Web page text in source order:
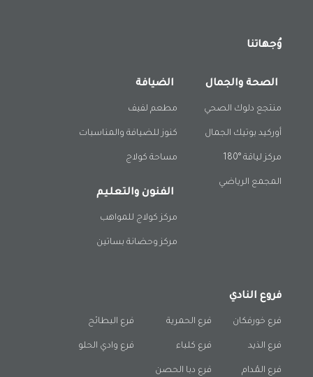
وُجهاتنا
الصحة والجمال
منتجع دلوك الصحي
أوركيد بوتيك الجمال
مركز لياقة °180
المجمع الرياضي
الضيافة
مطعم لفيف
كنوز للضيافة والمناسبات
مساحة كولاج
الفنون والتعليم
مركز كولاج للمواهب
مركز وحضانة بساتين
فروع النادي
فرع خورفكان
فرع الذيد
فرع المُدام
فرع الحمرية
فرع كلباء
فرع دبا الحصن
فرع البطائح
فرع وادي الحلو